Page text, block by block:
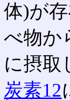
体)が
べ物か
に摂取
炭素12